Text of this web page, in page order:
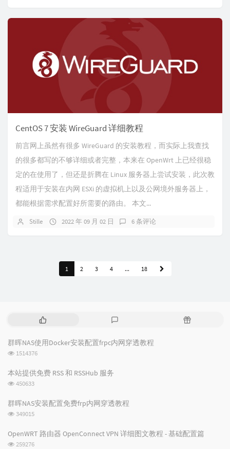
CentOS 7 安装 WireGuard 详细教程
前言网上虽然有很多 WireGuard 的安装教程，而实际上我查找
的很多都写的不够详细或者完整，本来在 OpenWrt 上已经很稳
定的在使用了，但还是折腾在 Linux 服务器上尝试安装，此次教
程适用于安装在内网 ESXi 的虚拟机上以及公网境外服务器上，
都能根据需求配置好所需要的路由。 本文...
Stille 2022 年 09 月 02 日 6 条评论
1 2 3 4 ... 18
热
文
章
评
论
随
群晖NAS使用Docker安装配置frpc内网穿透教程
浏
次
数:
1514376
本站提供免费 RSS 和 RSSHub 服务
浏
次
数:
450633
群晖NAS安装配置免费frp内网穿透教程
浏
次
349015
OpenWRT 路由器 OpenConnect VPN 详细图文教程 - 基础配置篇
浏
259276